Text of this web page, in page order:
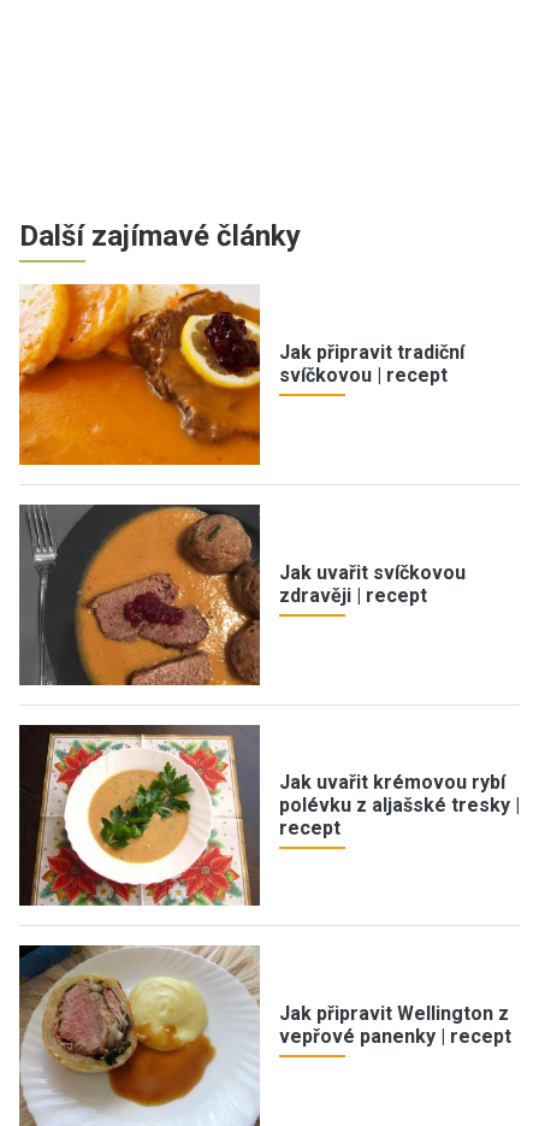
Další zajímavé články
Jak připravit tradiční
svíčkovou | recept
Jak uvařit svíčkovou
zdravěji | recept
Jak uvařit krémovou rybí
polévku z aljašské tresky |
recept
Jak připravit Wellington z
vepřové panenky | recept